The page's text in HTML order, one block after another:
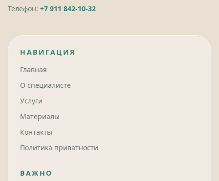
Телефон: +7 911 842-10-32
НАВИГАЦИЯ
Главная
О специалисте
Услуги
Материалы
Контакты
Политика приватности
ВАЖНО